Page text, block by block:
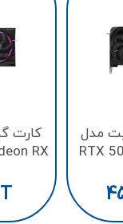
مدل
RTX
کارت
RX
T